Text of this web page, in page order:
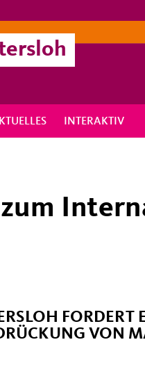
INTERAKTIV
FORDERT
VON